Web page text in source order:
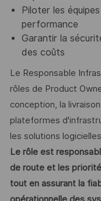
Piloter les
performance
Garantir la
des coûts
Le Responsable
rôles de Product
conception, la
plateformes
les solutions
Le rôle est
de route et les
tout en assurant la